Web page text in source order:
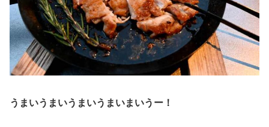
うまいうまいうまいうまいまいうー！